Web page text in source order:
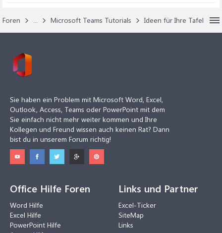
Foren ... Microsoft Teams Tutorials Ideen für Ihre Tafel
Sie haben ein Problem mit Microsoft Word, Excel,
Outlook, Access, Teams oder PowerPoint mit dem
Sie einfach nicht mehr weiter kommen und Ihre
Kollegen und Freund wissen auch keinen Rat? Dann
bist du in unserem Forum richtig!
Office Hilfe Foren
Word Hilfe
Excel Hilfe
PowerPoint Hilfe
Links und Partner
Excel-Ticker
SiteMap
Links